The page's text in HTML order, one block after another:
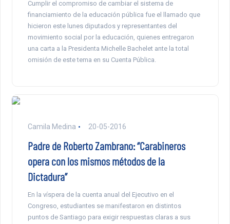
Cumplir el compromiso de cambiar el sistema de
financiamiento de la educación pública fue el llamado que
hicieron este lunes diputados y representantes del
movimiento social por la educación, quienes entregaron
una carta a la Presidenta Michelle Bachelet ante la total
omisión de este tema en su Cuenta Pública.
Camila Medina 20-05-2016
Padre de Roberto Zambrano: “Carabineros
opera con los mismos métodos de la
Dictadura”
En la víspera de la cuenta anual del Ejecutivo en el
Congreso, estudiantes se manifestaron en distintos
puntos de Santiago para exigir respuestas claras a sus